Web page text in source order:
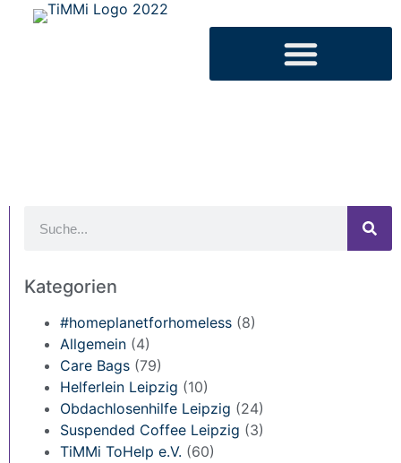
Kategorien
#homeplanetforhomeless (8)
Allgemein (4)
Care Bags (79)
Helferlein Leipzig (10)
Obdachlosenhilfe Leipzig (24)
Suspended Coffee Leipzig (3)
TiMMi ToHelp e.V. (60)